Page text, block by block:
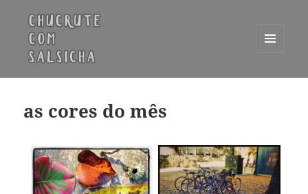
WIDGETS
as cores do mês